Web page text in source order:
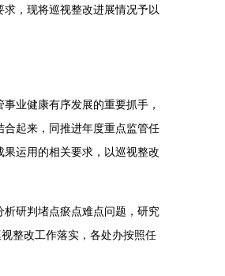
，现将巡视整改进展情况予以
业健康有序发展的重要抓手，
起来，同推进年度重点监管任
运用的相关要求，以巡视整改
析研判堵点瘀点难点问题，研究
整改工作落实，各处办按照任